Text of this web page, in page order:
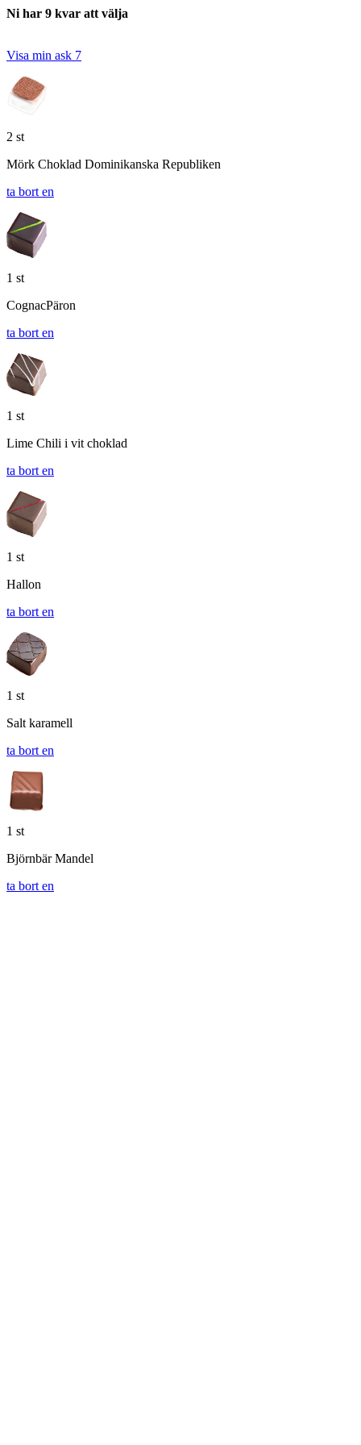
Ni har 9 kvar att välja
Visa min ask 7
2 st
Mörk Choklad Dominikanska Republiken
ta bort en
1 st
CognacPäron
ta bort en
1 st
Lime Chili i vit choklad
ta bort en
1 st
Hallon
ta bort en
1 st
Salt karamell
ta bort en
1 st
Björnbär Mandel
ta bort en